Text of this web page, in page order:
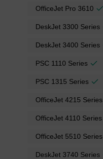
OfficeJet Pro 3610
DeskJet 3300 Series
DeskJet 3400 Series
PSC 1110 Series
PSC 1315 Series
OfficeJet 4215 Series
OfficeJet 4110 Series
OfficeJet 5510 Series
DeskJet 3740 Series